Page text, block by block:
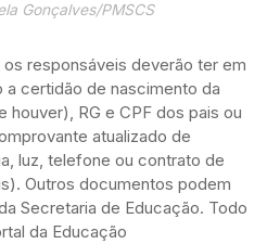
Gonçalves/PMSCS
responsáveis deverão ter em
certidão de nascimento da
houver), RG e CPF dos pais ou
atualizado de
luz, telefone ou contrato de
Outros documentos podem
Secretaria de Educação. Todo
da Educação